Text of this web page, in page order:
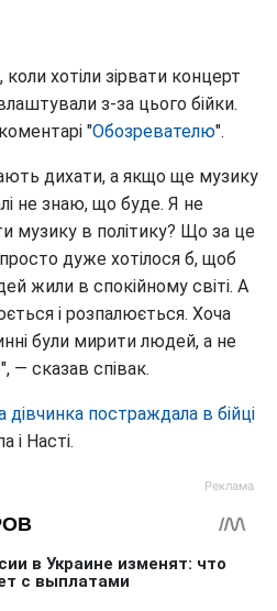
хотіли зірвати концерт
з-за цього бійки.
"Обозревателю".
дихати, а якщо ще музику
не знаю, що буде. Я не
музику в політику? Що за це
дуже хотілося б, щоб
жили в спокійному світі. А
і розпалюється. Хоча
були мирити людей, а не
— сказав співак.
дівчинка постраждала в бійці
і Насті.